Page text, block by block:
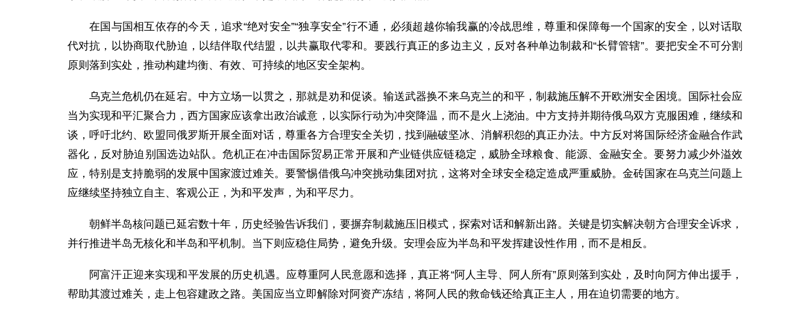
在国与国相互依存的今天，追求“绝对安全”“独享安全”行不通，必须超越你输我赢的冷战思维，尊重和保障每一个国家的安全，以对话取
代对抗，以协商取代胁迫，以结伴取代结盟，以共赢取代零和。要践行真正的多边主义，反对各种单边制裁和“长臂管辖”。要把安全不可分割
原则落到实处，推动构建均衡、有效、可持续的地区安全架构。
乌克兰危机仍在延宕。中方立场一以贯之，那就是劝和促谈。输送武器换不来乌克兰的和平，制裁施压解不开欧洲安全困境。国际社会应
当为实现和平汇聚合力，西方国家应该拿出政治诚意，以实际行动为冲突降温，而不是火上浇油。中方支持并期待俄乌双方克服困难，继续和
谈，呼吁北约、欧盟同俄罗斯开展全面对话，尊重各方合理安全关切，找到融破坚冰、消解积怨的真正办法。中方反对将国际经济金融合作武
器化，反对胁迫别国选边站队。危机正在冲击国际贸易正常开展和产业链供应链稳定，威胁全球粮食、能源、金融安全。要努力减少外溢效
应，特别是支持脆弱的发展中国家渡过难关。要警惕借俄乌冲突挑动集团对抗，这将对全球安全稳定造成严重威胁。金砖国家在乌克兰问题上
应继续坚持独立自主、客观公正，为和平发声，为和平尽力。
朝鲜半岛核问题已延宕数十年，历史经验告诉我们，要摒弃制裁施压旧模式，探索对话和解新出路。关键是切实解决朝方合理安全诉求，
并行推进半岛无核化和半岛和平机制。当下则应稳住局势，避免升级。安理会应为半岛和平发挥建设性作用，而不是相反。
阿富汗正迎来实现和平发展的历史机遇。应尊重阿人民意愿和选择，真正将“阿人主导、阿人所有”原则落到实处，及时向阿方伸出援手，
帮助其渡过难关，走上包容建政之路。美国应当立即解除对阿资产冻结，将阿人民的救命钱还给真正主人，用在迫切需要的地方。